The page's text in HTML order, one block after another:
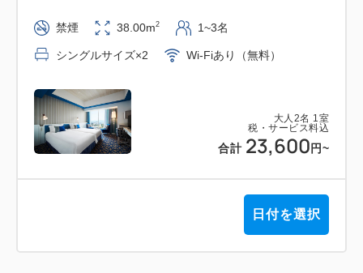
大人 2名 1室
税・サービス料込
合計 23,600 円~
禁煙 38.00m2 1~3名
シングルサイズ×2 Wi-Fiあり（無料）
日付を選択